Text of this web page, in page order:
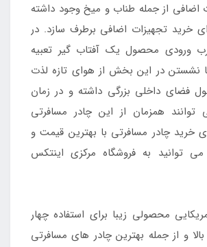
از جمله طناب و میخ وجود داشته
خرید تجهیزات اضافی برطرف سازد. در
ورودی محصول یک آفتاب گیر تعبیه
نشستن در این بخش از هوای تازه لذت
فضای داخلی بزرگی داشته و در زمان
می توانند همزمان از این چادر مسافرتی
خرید چادر مسافرتی با بهترین قیمت و
توانید به فروشگاه مرکزی اینتکس
محصولی زیبا برای استفاده چهار
و از جمله بهترین چادر های مسافرتی